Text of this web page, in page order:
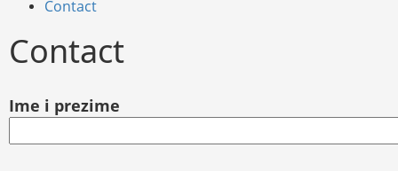
Contact
Contact
Ime i prezime